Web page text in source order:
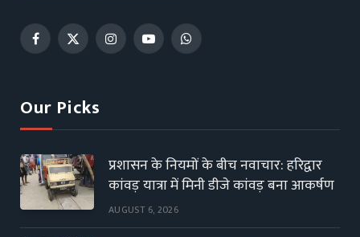
Facebook
X
InstagramYouTubeWhatsApp
Our Picks
प्रशासन के नियमों के बीच नवाचार: हरिद्वार
कांवड़ यात्रा में मिनी डीजे कांवड़ बना आकर्षण
AUGUST 6, 2026